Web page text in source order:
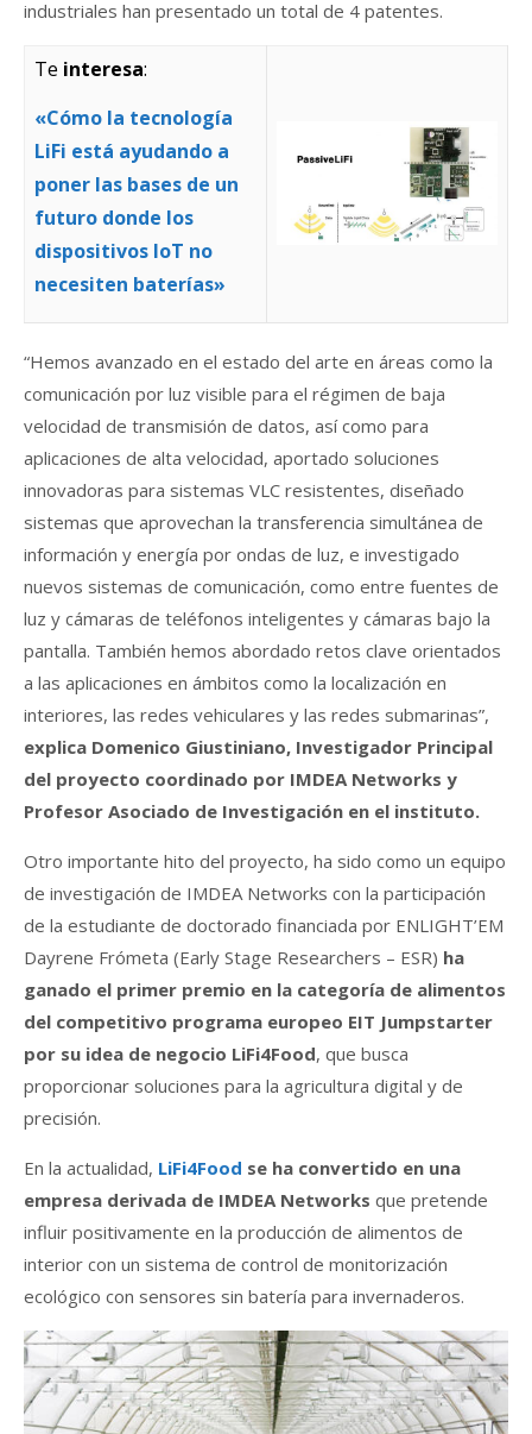
industriales han presentado un total de 4 patentes.
Te interesa:
«Cómo la tecnología
LiFi está ayudando a
poner las bases de un
futuro donde los
dispositivos IoT no
necesiten baterías»
“Hemos avanzado en el estado del arte en áreas como la
comunicación por luz visible para el régimen de baja
velocidad de transmisión de datos, así como para
aplicaciones de alta velocidad, aportado soluciones
innovadoras para sistemas VLC resistentes, diseñado
sistemas que aprovechan la transferencia simultánea de
información y energía por ondas de luz, e investigado
nuevos sistemas de comunicación, como entre fuentes de
luz y cámaras de teléfonos inteligentes y cámaras bajo la
pantalla. También hemos abordado retos clave orientados
a las aplicaciones en ámbitos como la localización en
interiores, las redes vehiculares y las redes submarinas”,
explica Domenico Giustiniano, Investigador Principal
del proyecto coordinado por IMDEA Networks y
Profesor Asociado de Investigación en el instituto.
Otro importante hito del proyecto, ha sido como un equipo
de investigación de IMDEA Networks con la participación
de la estudiante de doctorado financiada por ENLIGHT’EM
Dayrene Frómeta (Early Stage Researchers – ESR) ha
ganado el primer premio en la categoría de alimentos
del competitivo programa europeo EIT Jumpstarter
por su idea de negocio LiFi4Food, que busca
proporcionar soluciones para la agricultura digital y de
precisión.
En la actualidad, LiFi4Food se ha convertido en una
empresa derivada de IMDEA Networks que pretende
influir positivamente en la producción de alimentos de
interior con un sistema de control de monitorización
ecológico con sensores sin batería para invernaderos.